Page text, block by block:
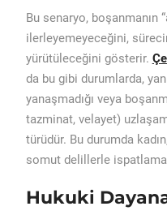
Bu senaryo, boşanmanın
ilerleyemeyeceğini,
yürütüleceğini gösterir.
da bu gibi durumlarda,
yanaşmadığı veya
tazminat, velayet)
türüdür. Bu durumda
somut delillerle
Hukuki